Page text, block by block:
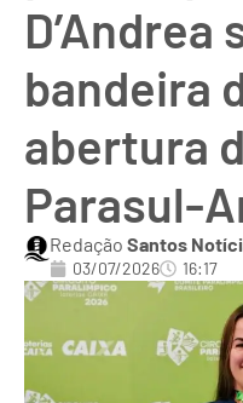
bandeira
abertura
Parasul-
Redação Santos
03/07/2026 16:17